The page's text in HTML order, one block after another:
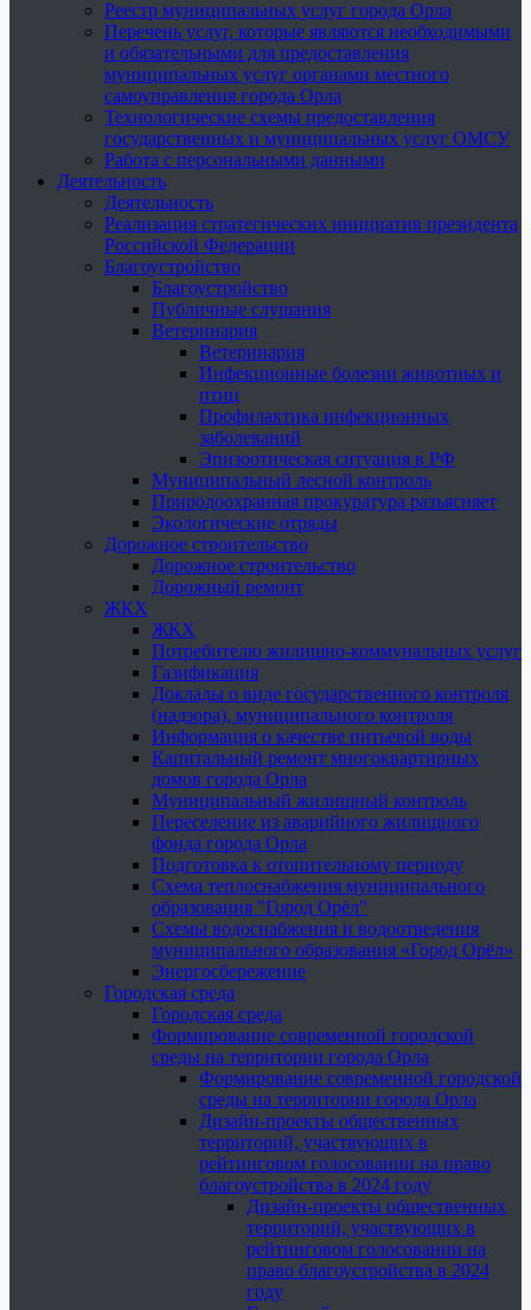
Реестр муниципальных услуг города Орла
Перечень услуг, которые являются необходимыми
и обязательными для предоставления
муниципальных услуг органами местного
самоуправления города Орла
Технологические схемы предоставления
государственных и муниципальных услуг ОМСУ
Работа с персональными данными
Деятельность
Деятельность
Реализация стратегических инициатив президента
Российской Федерации
Благоустройство
Благоустройство
Публичные слушания
Ветеринария
Ветеринария
Инфекционные болезни животных и
птиц
Профилактика инфекционных
заболеваний
Эпизоотическая ситуация в РФ
Муниципальный лесной контроль
Природоохранная прокуратура разъясняет
Экологические отряды
Дорожное строительство
Дорожное строительство
Дорожный ремонт
ЖКХ
ЖКХ
Потребителю жилищно-коммунальных услуг
Газификация
Доклады о виде государственного контроля
(надзора), муниципального контроля
Информация о качестве питьевой воды
Капитальный ремонт многоквартирных
домов города Орла
Муниципальный жилищный контроль
Переселение из аварийного жилищного
фонда города Орла
Подготовка к отопительному периоду
Схема теплоснабжения муниципального
образования "Город Орёл"
Схемы водоснабжения и водоотведения
муниципального образования «Город Орёл»
Энергосбережение
Городская среда
Городская среда
Формирование современной городской
среды на территории города Орла
Формирование современной городской
среды на территории города Орла
Дизайн-проекты общественных
территорий, участвующих в
рейтинговом голосовании на право
благоустройства в 2024 году
Дизайн-проекты общественных
территорий, участвующих в
рейтинговом голосовании на
право благоустройства в 2024
году